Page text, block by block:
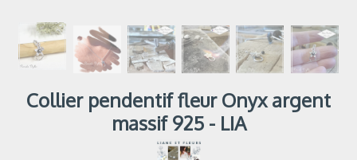
Collier pendentif fleur Onyx argent
massif 925 - LIA